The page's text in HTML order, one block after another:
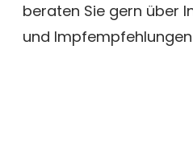
beraten Sie gern über
und Impfempfehlungen